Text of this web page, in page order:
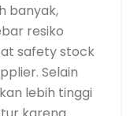
banyak,
resiko
safety stock
Selain
lebih tinggi